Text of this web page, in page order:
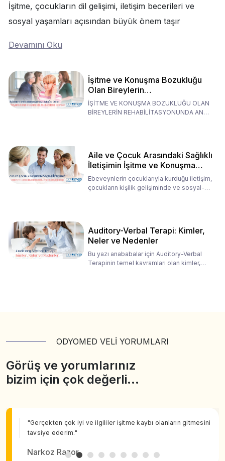
İşitme, çocukların dil gelişimi, iletişim becerileri ve
sosyal yaşamları açısından büyük önem taşır
Devamını Oku
İşitme ve Konuşma Bozukluğu
Olan Bireylerin
Rehabilitasyonunda Ana
Babaların Tutumları
İŞİTME VE KONUŞMA BOZUKLUĞU OLAN
BİREYLERİN REHABİLİTASYONUNDA ANA
Aile ve Çocuk Arasındaki Sağlıklı
İletişimin İşitme ve Konuşma
Rehabilitasyonundaki Rolü
Ebeveynlerin çocuklarıyla kurduğu iletişim,
çocukların kişilik gelişiminde ve sosyal-
Auditory-Verbal Terapi: Kimler,
Neler ve Nedenler
Bu yazı anababalar için Auditory-Verbal
Terapinin temel kavramları olan kimler,
ODYOMED VELİ YORUMLARI
Görüş ve yorumlarınız
bizim için çok değerli…
"Gerçekten çok iyi ve ilgililer işitme kaybı olanların gitmesini
tavsiye ederim."
Narkoz Razor